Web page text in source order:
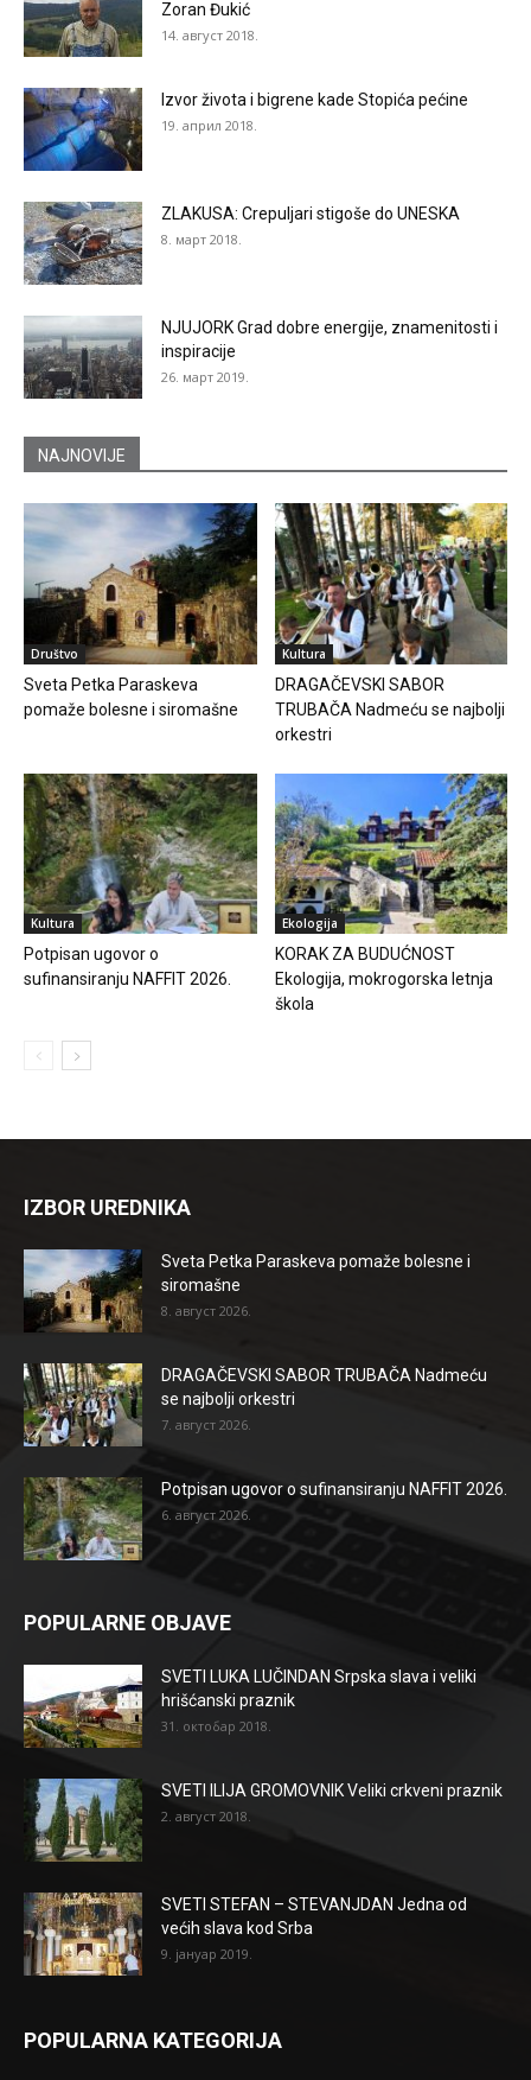
Zoran Đukić
14. август 2018.
Izvor života i bigrene kade Stopića pećine
19. април 2018.
ZLAKUSA: Crepuljari stigoše do UNESKA
8. март 2018.
NJUJORK Grad dobre energije, znamenitosti i
inspiracije
26. март 2019.
NAJNOVIJE
Društvo
Sveta Petka Paraskeva
pomaže bolesne i siromašne
Kultura
DRAGAČEVSKI SABOR
TRUBAČA Nadmeću se najbolji
orkestri
Kultura
Potpisan ugovor o
sufinansiranju NAFFIT 2026.
Ekologija
KORAK ZA BUDUĆNOST
Ekologija, mokrogorska letnja
škola
IZBOR UREDNIKA
Sveta Petka Paraskeva pomaže bolesne i
siromašne
8. август 2026.
DRAGAČEVSKI SABOR TRUBAČA Nadmeću
se najbolji orkestri
7. август 2026.
Potpisan ugovor o sufinansiranju NAFFIT 2026.
6. август 2026.
POPULARNE OBJAVE
SVETI LUKA LUČINDAN Srpska slava i veliki
hrišćanski praznik
31. октобар 2018.
SVETI ILIJA GROMOVNIK Veliki crkveni praznik
2. август 2018.
SVETI STEFAN – STEVANJDAN Jedna od
većih slava kod Srba
9. јануар 2019.
POPULARNA KATEGORIJA